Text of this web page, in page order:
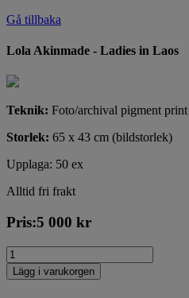
Gå tillbaka
Lola Akinmade - Ladies in Laos
Teknik: Foto/archival pigment print
Storlek: 65 x 43 cm (bildstorlek)
Upplaga: 50 ex
Alltid fri frakt
Pris:5 000 kr
Lägg i varukorgen